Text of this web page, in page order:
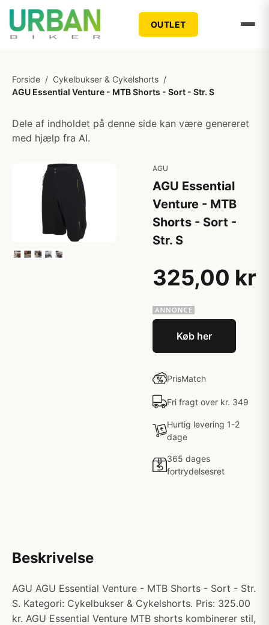
OUTLET
Forside / Cykelbukser & Cykelshorts /
AGU Essential Venture - MTB Shorts - Sort - Str. S
Dele af indholdet på denne side kan være genereret
med hjælp fra AI.
AGU
AGU Essential
Venture - MTB
Shorts - Sort -
Str. S
325,00 kr
Køb her
PrisMatch
Fri fragt over kr. 349
Hurtig levering 1-2
dage
365 dages
fortrydelsesret
Beskrivelse
AGU AGU Essential Venture - MTB Shorts - Sort - Str.
S. Kategori: Cykelbukser & Cykelshorts. Pris: 325.00
kr. AGU Essential Venture MTB shorts kombinerer stil,